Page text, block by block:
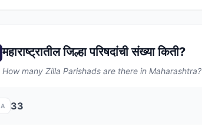
महाराष्ट्रातील जिल्हा परिषदांची संख्या किती?
How many Zilla Parishads are there in Maharashtra?
A 33